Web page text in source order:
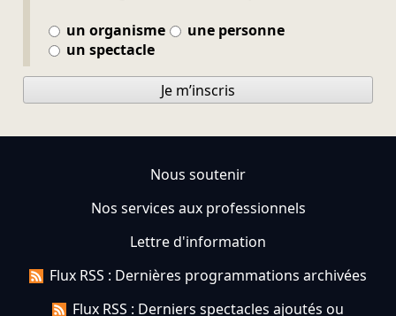
un organisme
une personne
un spectacle
Je m’inscris
Nous soutenir
Nos services aux professionnels
Lettre d'information
Flux RSS : Dernières programmations archivées
Flux RSS : Derniers spectacles ajoutés ou